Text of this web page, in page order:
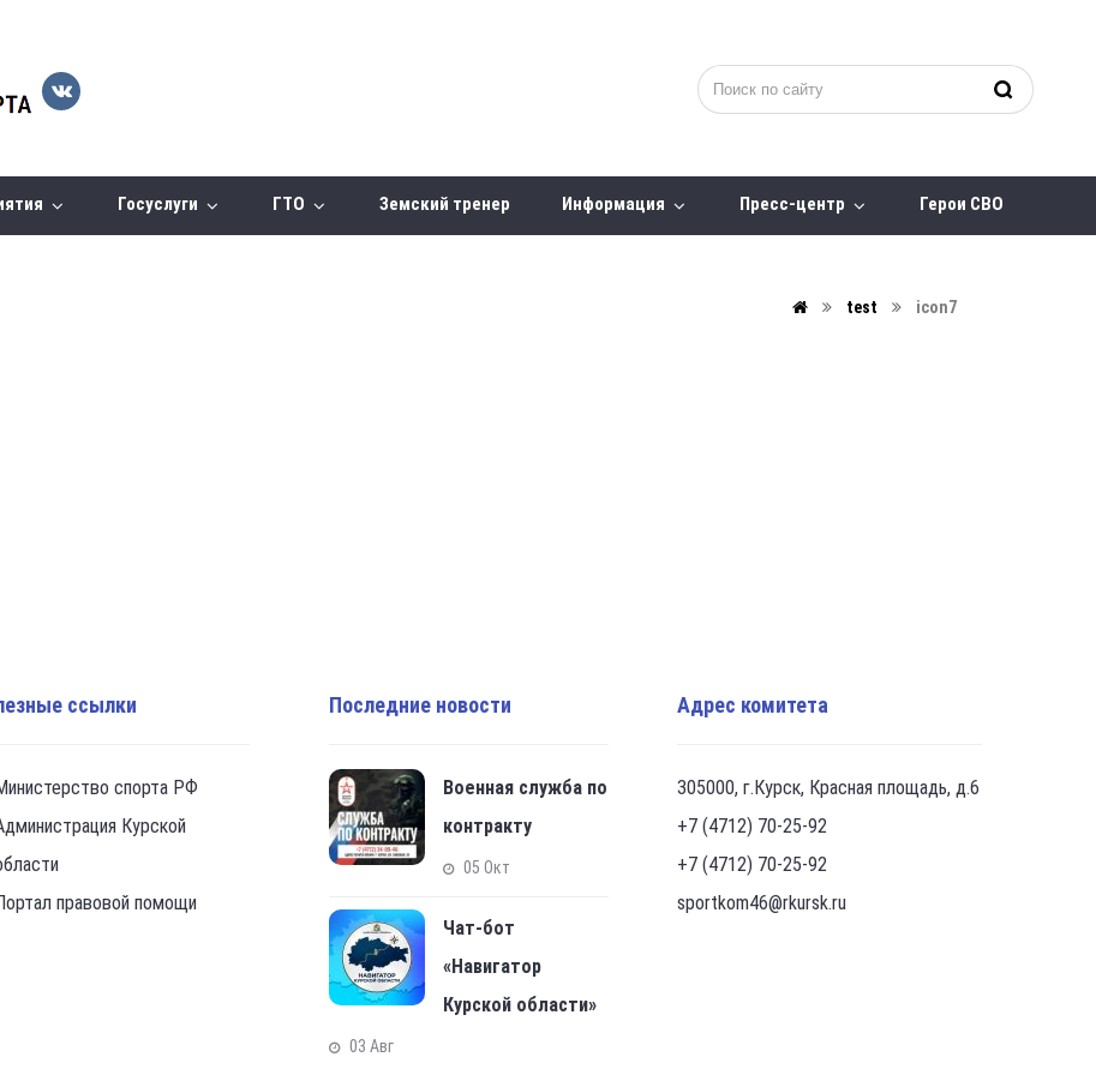
Госуслуги ГТО Земский тренер Информация Пресс-центр Герои СВО
test icon7
ссылки
спорта РФ
Курской
правовой помощи
Последние новости
Военная служба по
контракту
05 Окт
Чат-бот
«Навигатор
Курской области»
03 Авг
Адрес комитета
305000, г.Курск, Красная площадь, д.6
+7 (4712) 70-25-92
+7 (4712) 70-25-92
sportkom46@rkursk.ru